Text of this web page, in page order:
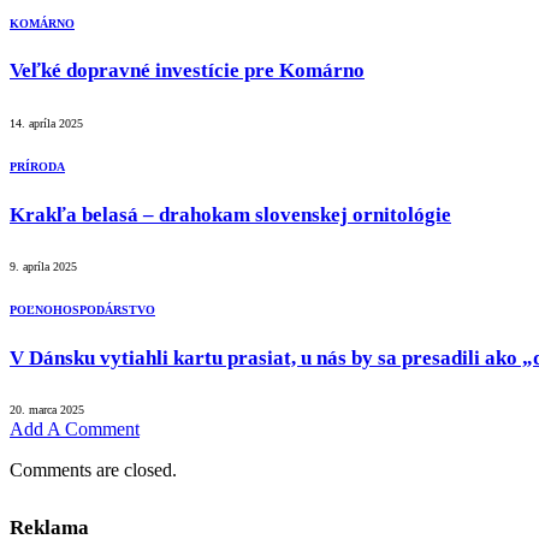
KOMÁRNO
Veľké dopravné investície pre Komárno
14. apríla 2025
PRÍRODA
Krakľa belasá – drahokam slovenskej ornitológie
9. apríla 2025
POĽNOHOSPODÁRSTVO
V Dánsku vytiahli kartu prasiat, u nás by sa presadili ako
20. marca 2025
Add A Comment
Comments are closed.
Reklama